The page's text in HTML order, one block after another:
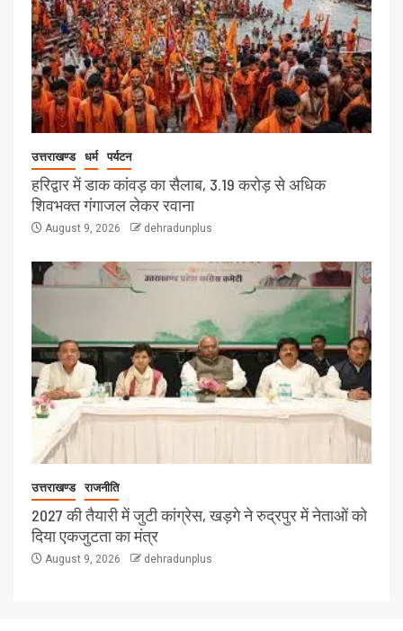
उत्तराखण्ड धर्म पर्यटन
हरिद्वार में डाक कांवड़ का सैलाब, 3.19 करोड़ से अधिक
शिवभक्त गंगाजल लेकर रवाना
August 9, 2026 dehradunplus
उत्तराखण्ड राजनीति
2027 की तैयारी में जुटी कांग्रेस, खड़गे ने रुद्रपुर में नेताओं को
दिया एकजुटता का मंत्र
August 9, 2026 dehradunplus